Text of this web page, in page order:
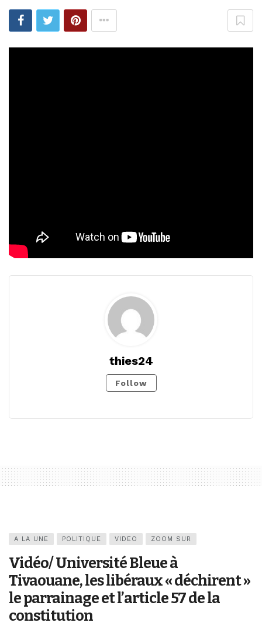
thies24
Follow
A LA UNE POLITIQUE VIDEO ZOOM SUR
Vidéo/ Université Bleue à
Tivaouane, les libéraux « déchirent »
le parrainage et l’article 57 de la
constitution